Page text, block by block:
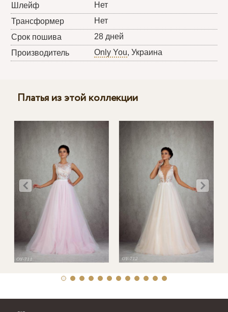
Шлейф
Нет
Трансформер
Нет
Срок пошива
28 дней
Производитель
Only You, Украина
Платья из этой коллекции